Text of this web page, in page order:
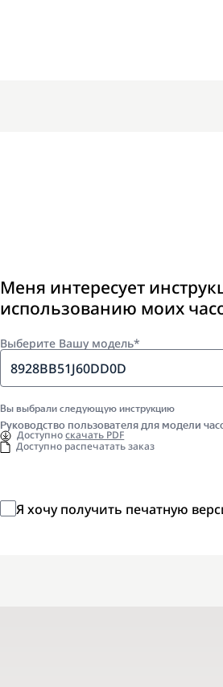
Меня интересует
использованию моих
Выберите Вашу модель*
8928BB51J60DD0D
Вы выбрали следующую инструкцию
Руководство пользователя для модели
Доступноскачать PDF
Доступно распечатать заказ
Я хочу получить печатную